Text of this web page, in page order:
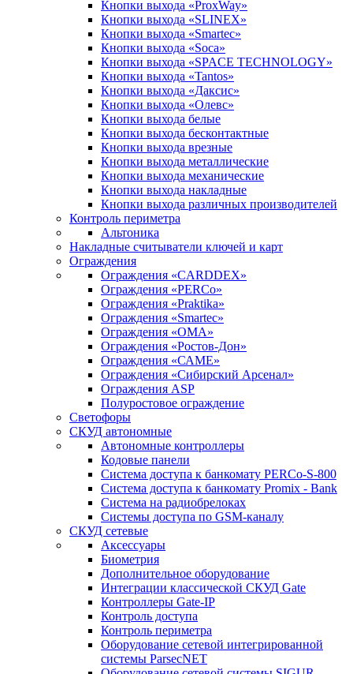
Кнопки выхода «ProxWay»
Кнопки выхода «SLINEX»
Кнопки выхода «Smartec»
Кнопки выхода «Soca»
Кнопки выхода «SPACE TECHNOLOGY»
Кнопки выхода «Tantos»
Кнопки выхода «Даксис»
Кнопки выхода «Олевс»
Кнопки выхода белые
Кнопки выхода бесконтактные
Кнопки выхода врезные
Кнопки выхода металлические
Кнопки выхода механические
Кнопки выхода накладные
Кнопки выхода различных производителей
Контроль периметра
Альтоника
Накладные считыватели ключей и карт
Ограждения
Ограждения «CARDDEX»
Ограждения «PERCo»
Ограждения «Praktika»
Ограждения «Smartec»
Ограждения «ОМА»
Ограждения «Ростов-Дон»
Ограждения «САМЕ»
Ограждения «Сибирский Арсенал»
Ограждения ASP
Полуростовое ограждение
Светофоры
СКУД автономные
Автономные контроллеры
Кодовые панели
Система доступа к банкомату PERCo-S-800
Система доступа к банкомату Promix - Bank
Система на радиобрелоках
Системы доступа по GSM-каналу
СКУД сетевые
Аксессуары
Биометрия
Дополнительное оборудование
Интеграции классической СКУД Gate
Контроллеры Gate-IP
Контроль доступа
Контроль периметра
Оборудование сетевой интегрированной
системы ParsecNET